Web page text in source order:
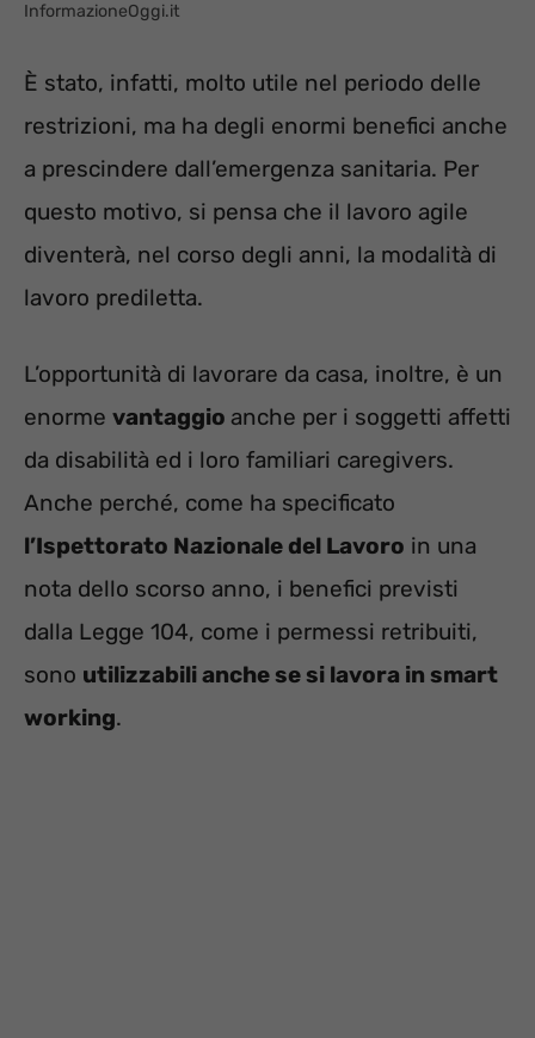
InformazioneOggi.it
È stato, infatti, molto utile nel periodo delle
restrizioni, ma ha degli enormi benefici anche
a prescindere dall’emergenza sanitaria. Per
questo motivo, si pensa che il lavoro agile
diventerà, nel corso degli anni, la modalità di
lavoro prediletta.
L’opportunità di lavorare da casa, inoltre, è un
enorme vantaggio anche per i soggetti affetti
da disabilità ed i loro familiari caregivers.
Anche perché, come ha specificato
l’Ispettorato Nazionale del Lavoro in una
nota dello scorso anno, i benefici previsti
dalla Legge 104, come i permessi retribuiti,
sono utilizzabili anche se si lavora in smart
working.